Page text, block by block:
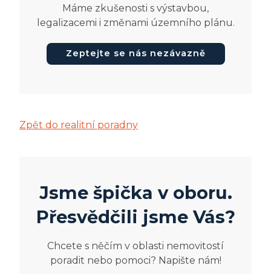
Máme zkušenosti s výstavbou,
legalizacemi i změnami územního plánu.
Zeptejte se nás nezávazně
Zpět do realitní poradny
Jsme špička v oboru.
Přesvědčili jsme Vás?
Chcete s něčím v oblasti nemovitostí
poradit nebo pomoci? Napište nám!